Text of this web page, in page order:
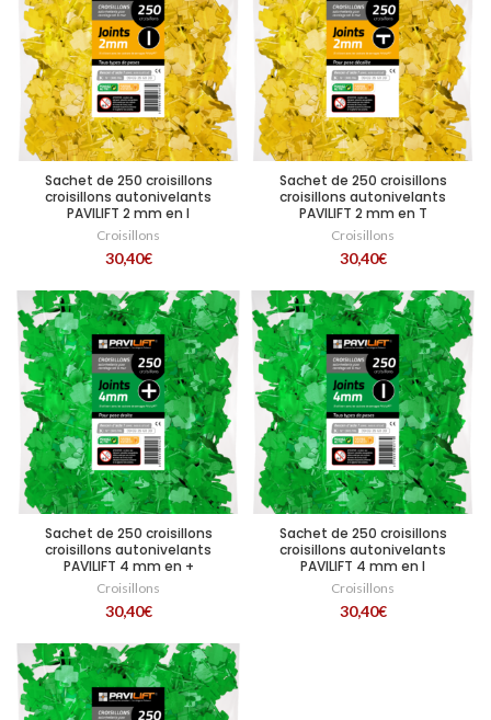
Sachet de 250 croisillons
croisillons autonivelants
PAVILIFT 2 mm en I
Croisillons
30,40€
Sachet de 250 croisillons
croisillons autonivelants
PAVILIFT 2 mm en T
Croisillons
30,40€
Sachet de 250 croisillons
croisillons autonivelants
PAVILIFT 4 mm en +
Croisillons
30,40€
Sachet de 250 croisillons
croisillons autonivelants
PAVILIFT 4 mm en I
Croisillons
30,40€